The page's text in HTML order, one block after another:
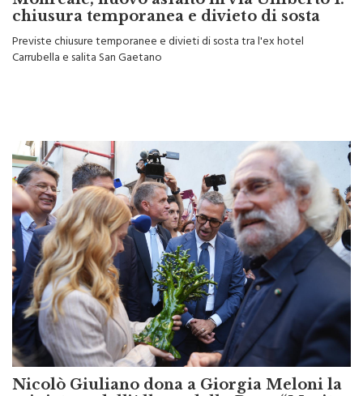
Monreale, nuovo asfalto in via Umberto I:
chiusura temporanea e divieto di sosta
Previste chiusure temporanee e divieti di sosta tra l'ex hotel